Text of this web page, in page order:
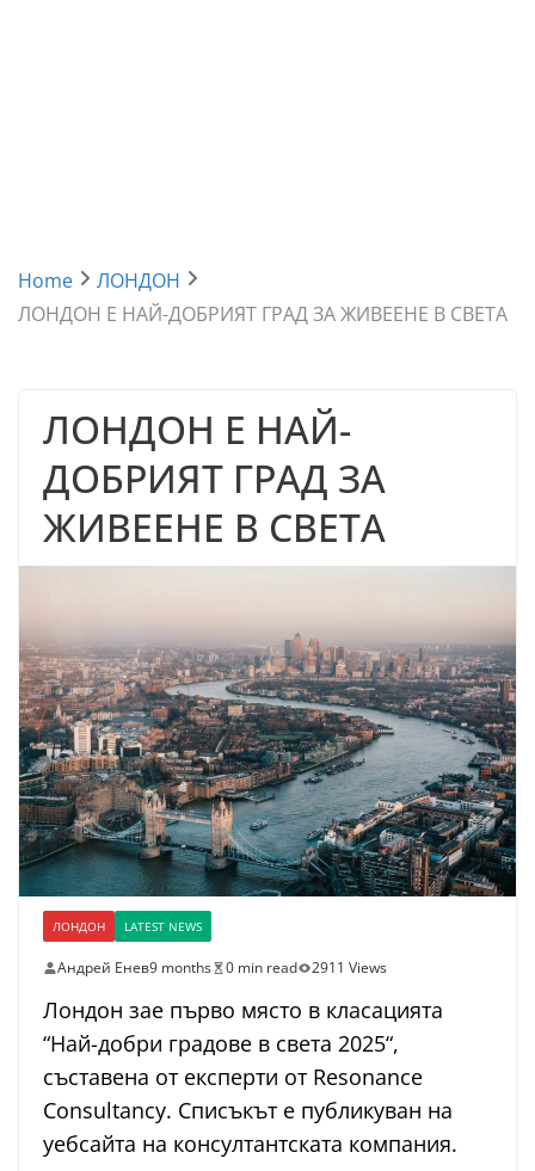
Home
ЛОНДОН
ЛОНДОН E НАЙ-ДОБРИЯТ ГРАД ЗА ЖИВЕЕНЕ В СВЕТА
ЛОНДОН E НАЙ-
ДОБРИЯТ ГРАД ЗА
ЖИВЕЕНЕ В СВЕТА
ЛОНДОН LATEST NEWS
Андрей Енев9 months 0 min read 2911 Views
Лондон зае първо място в класацията
“Най-добри градове в света 2025“,
съставена от експерти от Resonance
Consultancy. Списъкът е публикуван на
уебсайта на консултантската компания.